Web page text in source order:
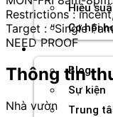
Hiệu
Cơ hội
Tài nguyên
Blog
Sự kiện
Trung
Restrictions :
Target : "Single
NEED PROOF
Thông tin
Nhà vườn